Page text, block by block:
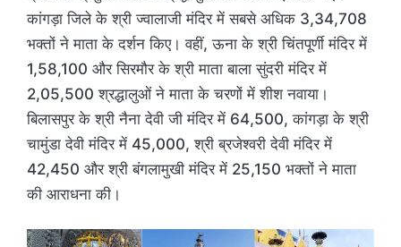
कांगड़ा जिले के श्री ज्वालाजी मंदिर में सबसे अधिक 3,34,708
भक्तों ने माता के दर्शन किए। वहीं, ऊना के श्री चिंतपूर्णी मंदिर में
1,58,100 और सिरमौर के श्री माता बाला सुंदरी मंदिर में
2,05,500 श्रद्धालुओं ने माता के चरणों में शीश नवाया।
बिलासपुर के श्री नैना देवी जी मंदिर में 64,500, कांगड़ा के श्री
चामुंडा देवी मंदिर में 45,000, श्री ब्रजेश्वरी देवी मंदिर में
42,450 और श्री बंगलामुखी मंदिर में 25,150 भक्तों ने माता
की आराधना की।